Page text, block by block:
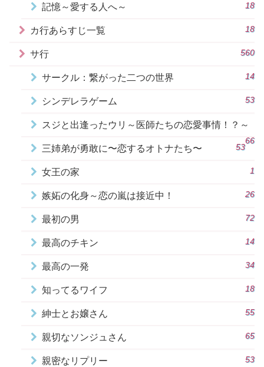
記憶～愛する人へ～ 18
カ行あらすじ一覧 18
サ行 560
サークル：繋がった二つの世界 14
シンデレラゲーム 53
スジと出逢ったウリ～医師たちの恋愛事情！？～
66
三姉弟が勇敢に〜恋するオトナたち〜 53
女王の家 1
嫉妬の化身～恋の嵐は接近中！ 26
最初の男 72
最高のチキン 14
最高の一発 34
知ってるワイフ 18
紳士とお嬢さん 55
親切なソンジュさん 65
親密なリプリー 53